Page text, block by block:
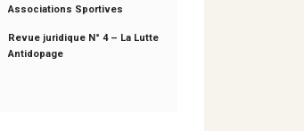
Associations Sportives
Revue juridique N° 4 – La Lutte
Antidopage